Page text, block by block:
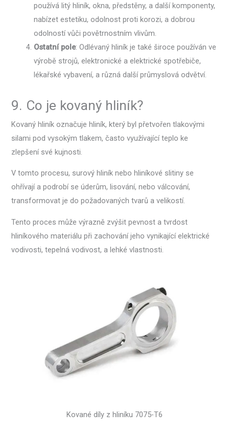
používá litý hliník, okna, předstěny, a další komponenty,
nabízet estetiku, odolnost proti korozi, a dobrou
odolností vůči povětrnostním vlivům.
Ostatní pole: Odlévaný hliník je také široce používán ve
výrobě strojů, elektronické a elektrické spotřebiče,
lékařské vybavení, a různá další průmyslová odvětví.
9. Co je kovaný hliník?
Kovaný hliník označuje hliník, který byl přetvořen tlakovými
silami pod vysokým tlakem, často využívající teplo ke
zlepšení své kujnosti.
V tomto procesu, surový hliník nebo hliníkové slitiny se
ohřívají a podrobí se úderům, lisování, nebo válcování,
transformovat je do požadovaných tvarů a velikostí.
Tento proces může výrazně zvýšit pevnost a tvrdost
hliníkového materiálu při zachování jeho vynikající elektrické
vodivosti, tepelná vodivost, a lehké vlastnosti.
Kované díly z hliníku 7075-T6